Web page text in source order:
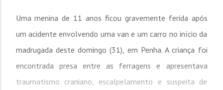
Uma menina de 11 anos ficou gravemente ferida após
um acidente envolvendo uma van e um carro no início da
madrugada deste domingo (31), em Penha. A criança foi
encontrada presa entre as ferragens e apresentava
traumatismo craniano, escalpelamento e suspeita de